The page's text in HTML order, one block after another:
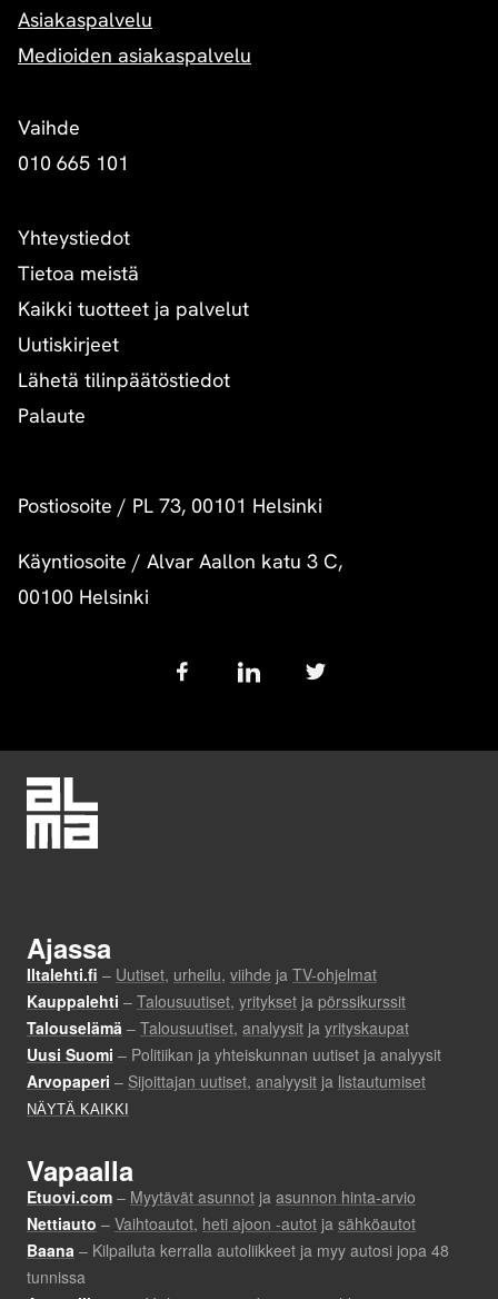
Asiakaspalvelu
Medioiden asiakaspalvelu
Vaihde
010 665 101
Yhteystiedot
Tietoa meistä
Kaikki tuotteet ja palvelut
Uutiskirjeet
Lähetä tilinpäätöstiedot
Palaute
Postiosoite / PL 73, 00101 Helsinki
Käyntiosoite / Alvar Aallon katu 3 C,
00100 Helsinki